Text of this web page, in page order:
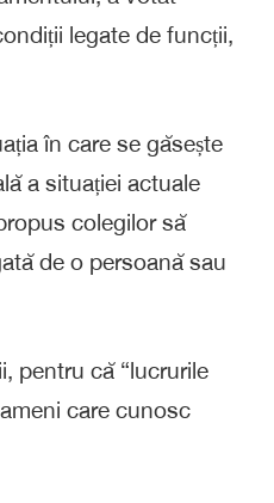
legate de funcții,
în care se găsește
a situației actuale
colegilor să
de o persoană sau
pentru că “lucrurile
care cunosc